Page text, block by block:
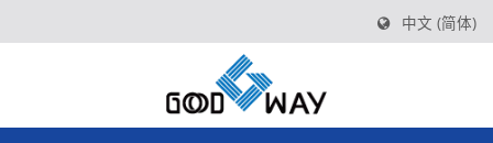
中文 (简体)